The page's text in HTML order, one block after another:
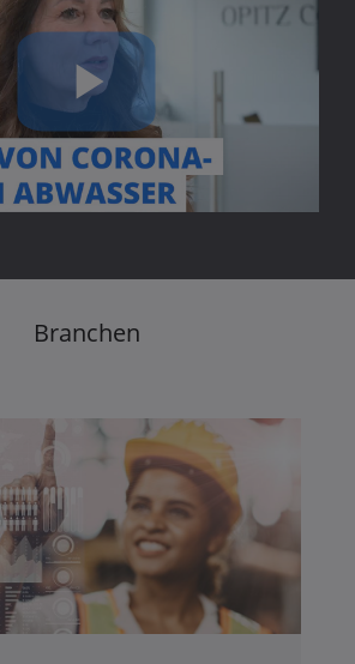
Play
Video
Branchen